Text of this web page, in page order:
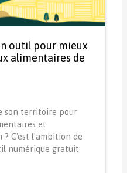
outil pour mieux
alimentaires de
son territoire pour
et
C'est l'ambition de
numérique gratuit